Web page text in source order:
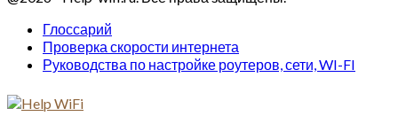
Глоссарий
Проверка скорости интернета
Руководства по настройке роутеров, сети, WI-FI